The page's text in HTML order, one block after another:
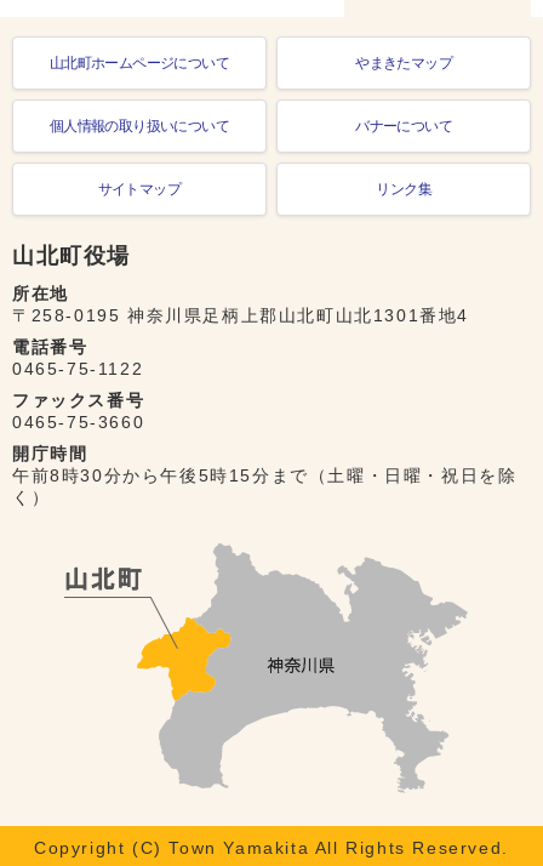
山北町ホームページについて やまきたマップ
個人情報の取り扱いについて バナーについて
サイトマップ リンク集
山北町役場
所在地
〒258-0195 神奈川県足柄上郡山北町山北1301番地4
電話番号
0465-75-1122
ファックス番号
0465-75-3660
開庁時間
午前8時30分から午後5時15分まで（土曜・日曜・祝日を除
く）
Copyright (C) Town Yamakita All Rights Reserved.